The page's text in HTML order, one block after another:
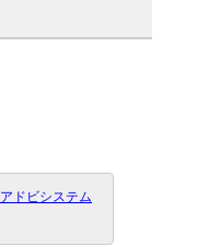
アドビシステム